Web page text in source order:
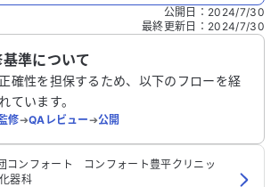
公開日 ： 2024/7/30
最終更新日 ： 2024/7/30
準について
確性を担保するため、以下のフローを経
ています。
修➔QAレビュー➔公開
コンフォート コンフォート豊平クリニッ
器科